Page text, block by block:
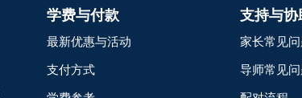
学费与付款
最新优惠与活动
支付方式
支持与协
家长常见
导师常见